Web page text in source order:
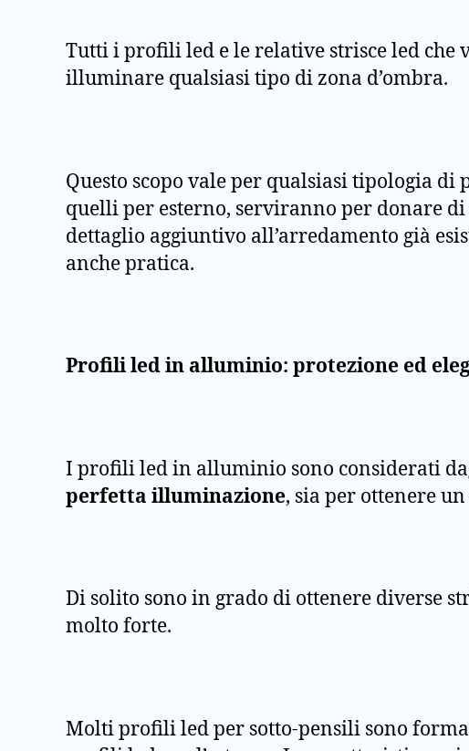
Tutti i profili led e le relative strisce led che
illuminare qualsiasi tipo di zona d’ombra.
Questo scopo vale per qualsiasi tipologia
quelli per esterno, serviranno per donare di
dettaglio aggiuntivo all’arredamento già
anche pratica.
Profili led in alluminio: protezione ed
I profili led in alluminio sono considerati
perfetta illuminazione, sia per ottenere
Di solito sono in grado di ottenere diverse
molto forte.
Molti profili led per sotto-pensili sono